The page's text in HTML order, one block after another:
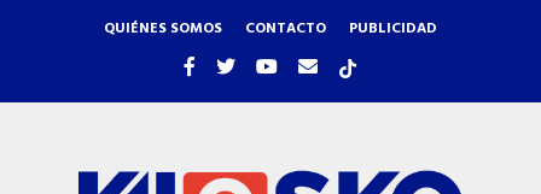
QUIÉNES SOMOS CONTACTO PUBLICIDAD